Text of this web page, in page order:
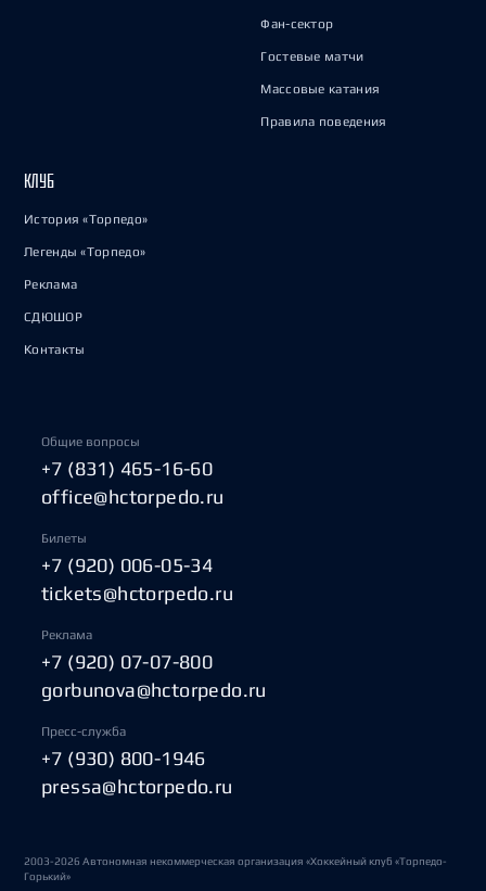
Фан-сектор
Гостевые матчи
Массовые катания
Правила поведения
КЛУБ
История «Торпедо»
Легенды «Торпедо»
Реклама
СДЮШОР
Контакты
Общие вопросы
+7 (831) 465-16-60
office@hctorpedo.ru
Билеты
+7 (920) 006-05-34
tickets@hctorpedo.ru
Реклама
+7 (920) 07-07-800
gorbunova@hctorpedo.ru
Пресс-служба
+7 (930) 800-1946
pressa@hctorpedo.ru
2003-2026 Автономная некоммерческая организация «Хоккейный клуб «Торпедо-
Горький»